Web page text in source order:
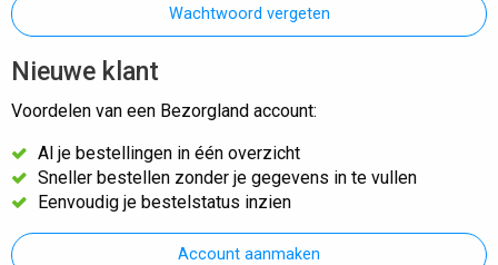
Wachtwoord vergeten
Nieuwe klant
Voordelen van een Bezorgland account:
Al je bestellingen in één overzicht
Sneller bestellen zonder je gegevens in te vullen
Eenvoudig je bestelstatus inzien
Account aanmaken